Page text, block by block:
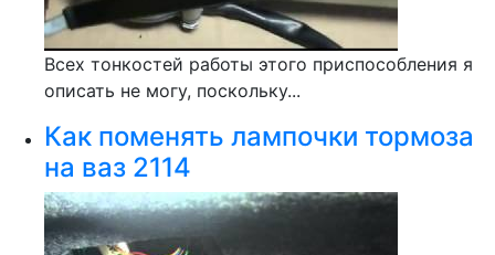
Всех тонкостей работы этого приспособления я
описать не могу, поскольку...
Как поменять лампочки тормоза
на ваз 2114